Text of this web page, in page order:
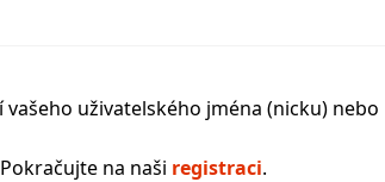
uživatelského jména (nicku) nebo
na naši registraci.